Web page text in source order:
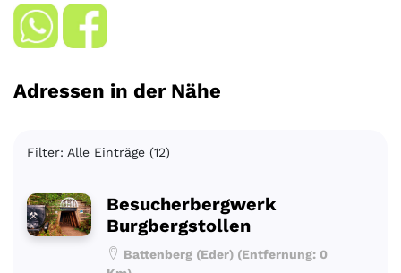
Adressen in der Nähe
Filter: Alle Einträge (12)
Besucherbergwerk
Burgbergstollen
Battenberg (Eder) (Entfernung: 0